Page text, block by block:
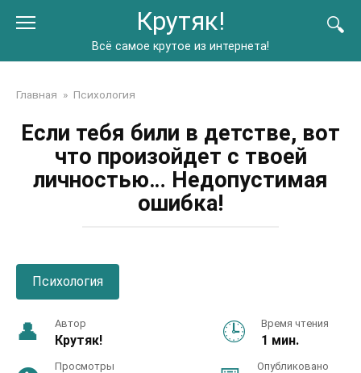
Крутяк!
Всё самое крутое из интернета!
Главная » Психология
Если тебя били в детстве, вот
что произойдет с твоей
личностью… Недопустимая
ошибка!
Психология
Автор
Крутяк!
Время чтения
1 мин.
Просмотры Опубликовано